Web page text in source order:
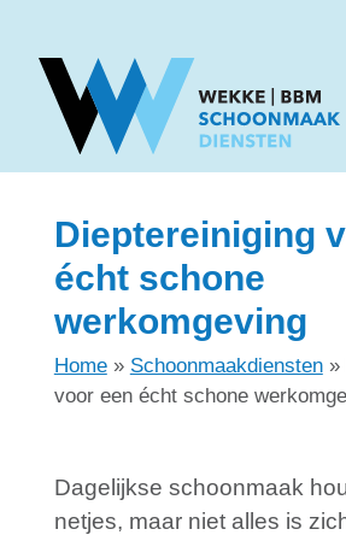
Menu
Skip naar content
Dieptereiniging
écht schone
werkomgeving
Home» Schoonmaakdiensten»
voor een écht schone
Dagelijkse schoonmaak
netjes, maar niet alles is